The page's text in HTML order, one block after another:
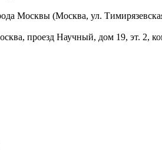
Москвы (Москва, ул.
проезд Научный, дом 19, эт. 2,